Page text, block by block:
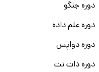
دوره جنگو
دوره علم داده
دوره دواپس
دوره دات نت